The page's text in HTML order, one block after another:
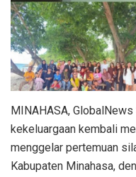
MINAHASA,
kekeluargaan kembali
menggelar pertemuan
Kabupaten Minahasa,